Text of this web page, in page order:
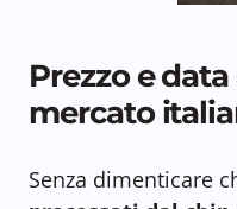
Prezzo e
mercato
Senza dimenticare